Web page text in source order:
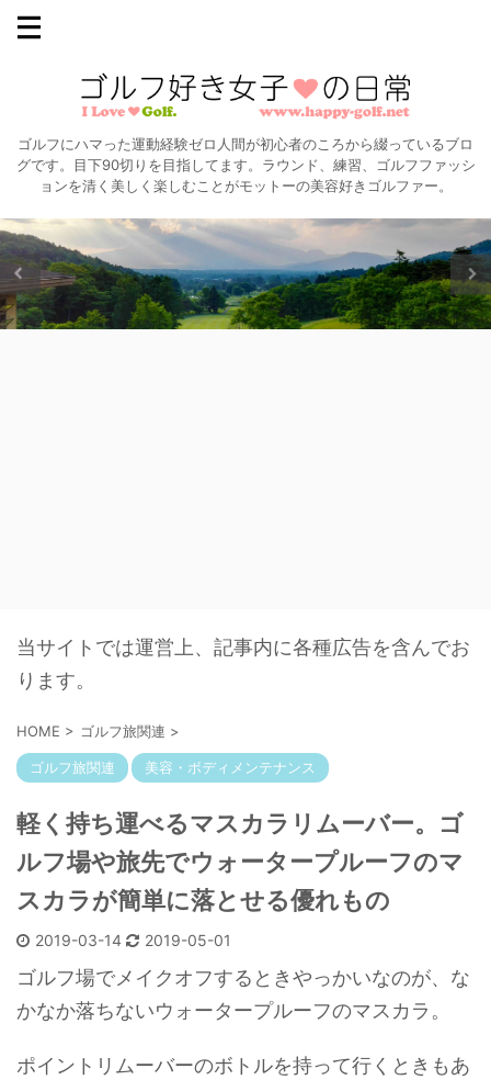
ゴルフにハマった運動経験ゼロ人間が初心者のころから綴っているブロ
グです。目下90切りを目指してます。ラウンド、練習、ゴルフファッシ
ョンを清く美しく楽しむことがモットーの美容好きゴルファー。
当サイトでは運営上、記事内に各種広告を含んでお
ります。
HOME > ゴルフ旅関連 >
ゴルフ旅関連 美容・ボディメンテナンス
軽く持ち運べるマスカラリムーバー。ゴ
ルフ場や旅先でウォータープルーフのマ
スカラが簡単に落とせる優れもの
2019-03-14 2019-05-01
ゴルフ場でメイクオフするときやっかいなのが、な
かなか落ちないウォータープルーフのマスカラ。
ポイントリムーバーのボトルを持って行くときもあ